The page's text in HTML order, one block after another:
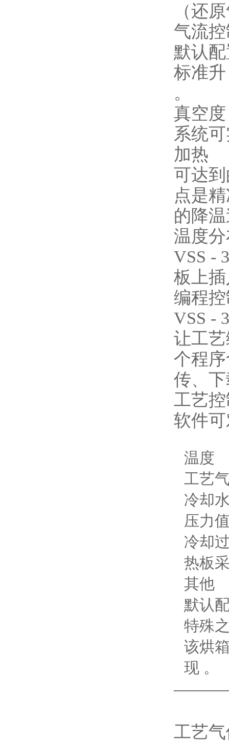
（还
气流
默认
标准
。
真空度
系统
加热
可达
点是
的降
温度
VSS -
板上
编程
VSS -
让工
个程
传、
工艺
软件
温度
工艺
冷却
压力
冷却
热板
其他
默认
特殊
该烘
现 。
工艺